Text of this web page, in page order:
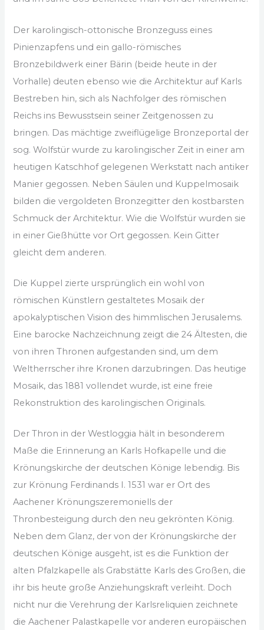
Der karolingisch-ottonische Bronzeguss eines
Pinienzapfens und ein gallo-römisches
Bronzebildwerk einer Bärin (beide heute in der
Vorhalle) deuten ebenso wie die Architektur auf Karls
Bestreben hin, sich als Nachfolger des römischen
Reichs ins Bewusstsein seiner Zeitgenossen zu
bringen. Das mächtige zweiflügelige Bronzeportal der
sog. Wolfstür wurde zu karolingischer Zeit in einer am
heutigen Katschhof gelegenen Werkstatt nach antiker
Manier gegossen. Neben Säulen und Kuppelmosaik
bilden die vergoldeten Bronzegitter den kostbarsten
Schmuck der Architektur. Wie die Wolfstür wurden sie
in einer Gießhütte vor Ort gegossen. Kein Gitter
gleicht dem anderen.
Die Kuppel zierte ursprünglich ein wohl von
römischen Künstlern gestaltetes Mosaik der
apokalyptischen Vision des himmlischen Jerusalems.
Eine barocke Nachzeichnung zeigt die 24 Ältesten, die
von ihren Thronen aufgestanden sind, um dem
Weltherrscher ihre Kronen darzubringen. Das heutige
Mosaik, das 1881 vollendet wurde, ist eine freie
Rekonstruktion des karolingischen Originals.
Der Thron in der Westloggia hält in besonderem
Maße die Erinnerung an Karls Hofkapelle und die
Krönungskirche der deutschen Könige lebendig. Bis
zur Krönung Ferdinands I. 1531 war er Ort des
Aachener Krönungszeremoniells der
Thronbesteigung durch den neu gekrönten König.
Neben dem Glanz, der von der Krönungskirche der
deutschen Könige ausgeht, ist es die Funktion der
alten Pfalzkapelle als Grabstätte Karls des Großen, die
ihr bis heute große Anziehungskraft verleiht. Doch
nicht nur die Verehrung der Karlsreliquien zeichnete
die Aachener Palastkapelle vor anderen europäischen